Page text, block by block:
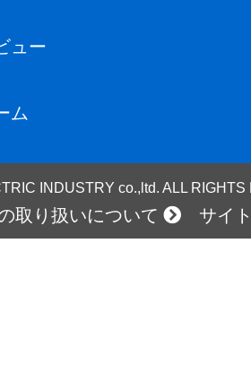
ュー
ム
INDUSTRY co.,ltd. ALL
取り扱いについて サイ